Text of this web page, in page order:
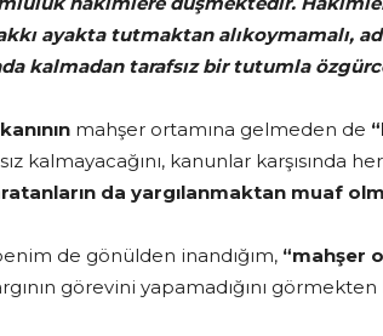
ayakta tutmaktan alıkoymamalı,
kalmadan tarafsız bir tutumla
mahşer ortamına gelmeden de
kalmayacağını, kanunlar karşısında
da yargılanmaktan muaf
de gönülden inandığım, “mahşer
görevini yapamadığını